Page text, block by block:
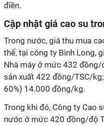
điền.
Cập nhật giá cao su
Trong nước, giá thu mua
thể, tại công ty Bình Long,
Nhà máy ở mức 432
sản xuất 422 đồng/TSC/
60%) 14.000 đồng/kg.
Trong khi đó, Công ty Cao
nước ở mức 420 đồng/độ